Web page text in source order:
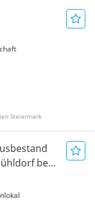
Steiermark
bei